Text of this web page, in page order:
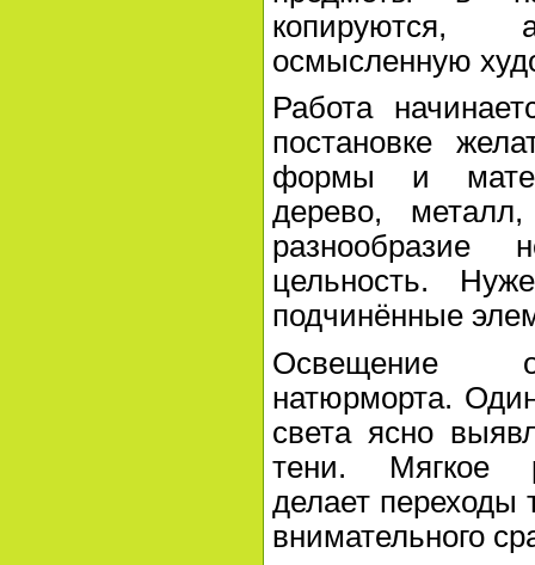
осмысленную
Работа
постановке
формы и
дерево,
разнообразие
цельность.
подчинённые
Освещение
натюрморта.
света ясно
тени. Мягкое
делает переходы
внимательного